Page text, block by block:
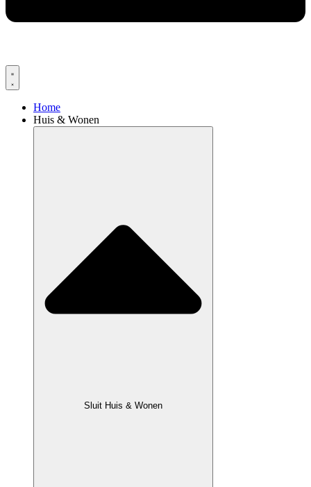
Home
Huis & Wonen
Sluit Huis & Wonen